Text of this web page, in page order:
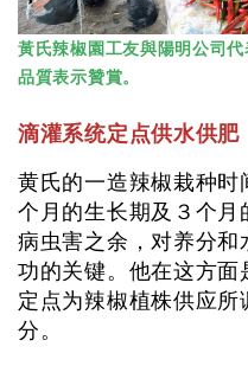
黃氏辣椒園工友與陽明公司
品質表示贊賞。
滴灌系统定点供水供肥
黄氏的一造辣椒栽种时
个月的生长期及３个
病虫害之余，对养分
功的关键。他在这方
定点为辣椒植株供应所
分。